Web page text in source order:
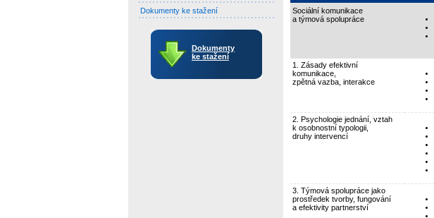
Dokumenty ke stažení
Dokumenty
ke stažení
Sociální komunikace
a týmová spolupráce
1. Zásady efektivní
komunikace,
zpětná vazba, interakce
2. Psychologie jednání, vztah
k osobnostní typologii,
druhy intervencí
3. Týmová spolupráce jako
prostředek tvorby, fungování
a efektivity partnerství